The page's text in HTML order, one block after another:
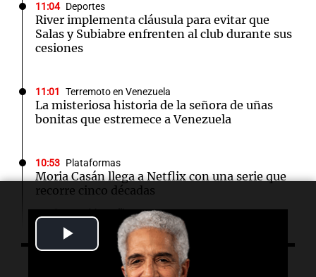
Play
Video
11:04 Deportes
River implementa cláusula para evitar que
Salas y Subiabre enfrenten al club durante sus
cesiones
11:01 Terremoto en Venezuela
La misteriosa historia de la señora de uñas
bonitas que estremece a Venezuela
10:53 Plataformas
Moria Casán llega a Netflix con una serie que
recorre cinco décadas
PorSusana Manzelli
10:51 Desayuno de Juntos
Se divorciaron y la Justicia ordenó que ella le